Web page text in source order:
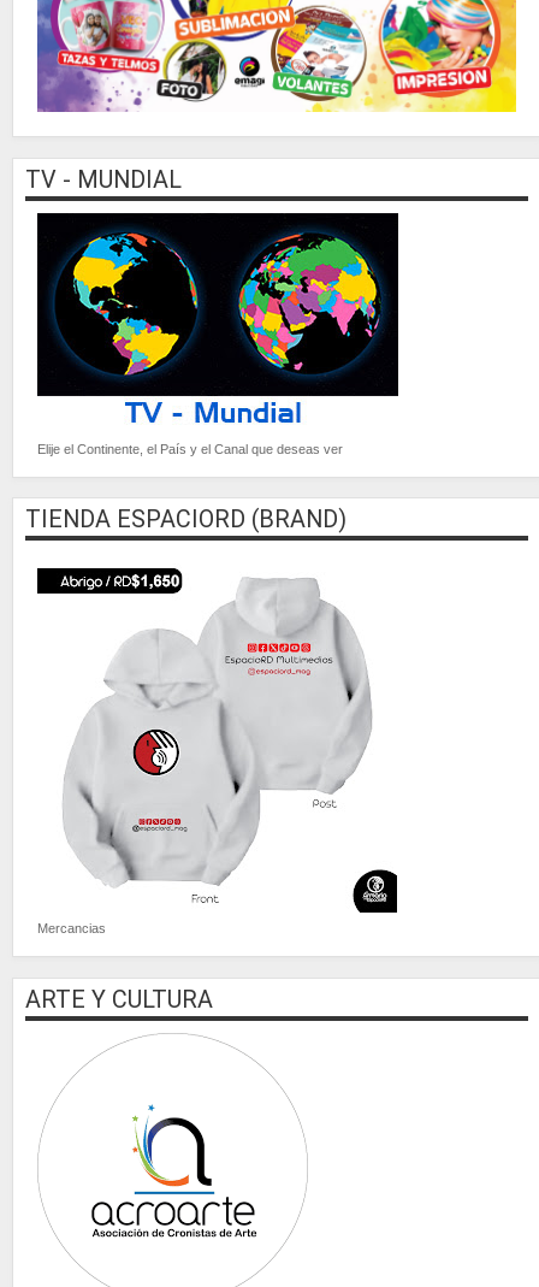
TV - MUNDIAL
Elije el Continente, el País y el Canal que deseas ver
TIENDA ESPACIORD (BRAND)
Mercancias
ARTE Y CULTURA